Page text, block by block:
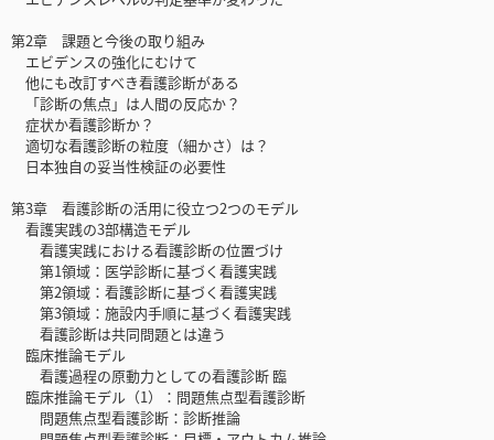
第2章 課題と今後の取り組み
エビデンスの強化にむけて
他にも改訂すべき看護診断がある
「診断の焦点」は人間の反応か？
症状か看護診断か？
適切な看護診断の粒度（細かさ）は？
日本独自の妥当性検証の必要性
第3章 看護診断の活用に役立つ2つのモデル
看護実践の3部構造モデル
看護実践における看護診断の位置づけ
第1領域：医学診断に基づく看護実践
第2領域：看護診断に基づく看護実践
第3領域：施設内手順に基づく看護実践
看護診断は共同問題とは違う
臨床推論モデル
看護過程の原動力としての看護診断 臨
臨床推論モデル（1）：問題焦点型看護診断
問題焦点型看護診断：診断推論